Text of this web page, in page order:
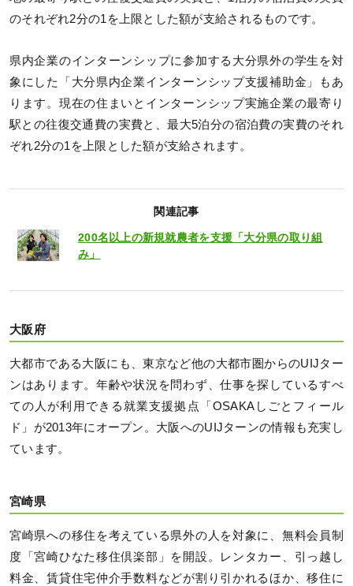
のそれぞれ2分の1を上限とした額が支給されるものです。
県内企業のインターンシップに参加する大分県外の学生を対
象にした「大分県内企業インターンシップ支援補助金」もあ
ります。現在の住まいとインターンシップ実施企業の最寄り
駅との往復交通費の実費と、最大5泊分の宿泊費の実費のそれ
ぞれ2分の1を上限とした額が支給されます。
関連記事
200名以上の新規就農者を支援「大分県の取り組
み」
大阪府
大都市である大阪にも、東京など他の大都市圏からのUIJター
ンはあります。年齢や状況を問わず、仕事を探しているすべ
ての人が利用できる就業支援拠点「OSAKAしごとフィール
ド」が2013年にオープン。大阪へのUIJターンの情報も充実し
ています。
宮崎県
宮崎県への移住を考えている県外の人を対象に、無料会員制
度「宮崎ひなた移住倶楽部」を開設。レンタカー、引っ越し
料金、賃貸住宅仲介手数料などが割り引かれるほか、移住に